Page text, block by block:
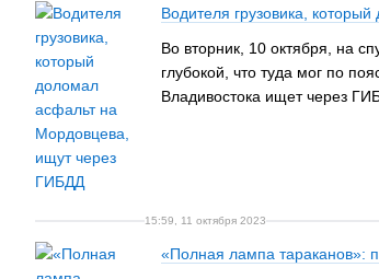
Водителя грузовика,
Во вторник, 10 октября, на
глубокой, что туда мог по
Владивостока ищет через
15:59, 11 октября 2023
«Полная лампа тараканов»: